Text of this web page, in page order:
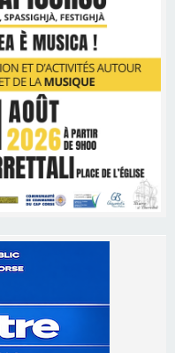
à Cruculi le